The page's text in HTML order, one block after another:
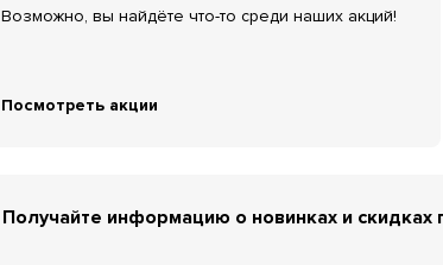
Возможно, вы найдёте что-то среди наших акций!
Посмотреть акции
Получайте информацию о новинках и скидках